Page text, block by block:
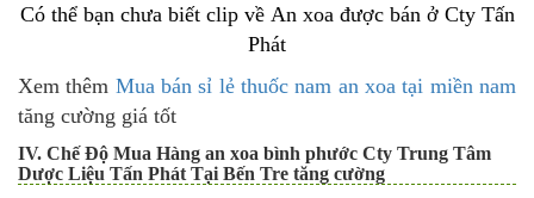
Có thể bạn chưa biết clip về An xoa được bán ở Cty Tấn
Phát
Xem thêm Mua bán sỉ lẻ thuốc nam an xoa tại miền nam
tăng cường giá tốt
IV. Chế Độ Mua Hàng an xoa bình phước Cty Trung Tâm
Dược Liệu Tấn Phát Tại Bến Tre tăng cường